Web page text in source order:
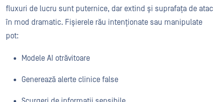
fluxuri de lucru sunt puternice, dar extind și suprafața de atac
în mod dramatic. Fișierele rău intenționate sau manipulate
pot:
Modele AI otrăvitoare
Generează alerte clinice false